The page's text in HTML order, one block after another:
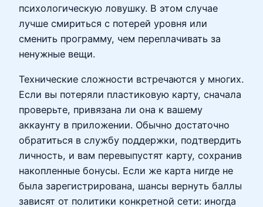
психологическую ловушку. В этом случае
лучше смириться с потерей уровня или
сменить программу, чем переплачивать за
ненужные вещи.
Технические сложности встречаются у многих.
Если вы потеряли пластиковую карту, сначала
проверьте, привязана ли она к вашему
аккаунту в приложении. Обычно достаточно
обратиться в службу поддержки, подтвердить
личность, и вам перевыпустят карту, сохранив
накопленные бонусы. Если же карта нигде не
была зарегистрирована, шансы вернуть баллы
зависят от политики конкретной сети: иногда